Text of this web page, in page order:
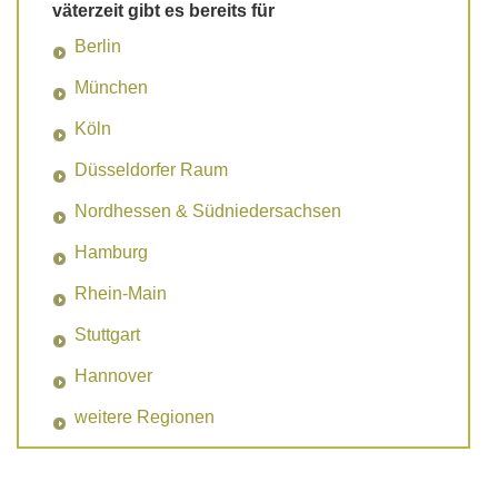
väterzeit gibt es bereits für
Berlin
München
Köln
Düsseldorfer Raum
Nordhessen & Südniedersachsen
Hamburg
Rhein-Main
Stuttgart
Hannover
weitere Regionen